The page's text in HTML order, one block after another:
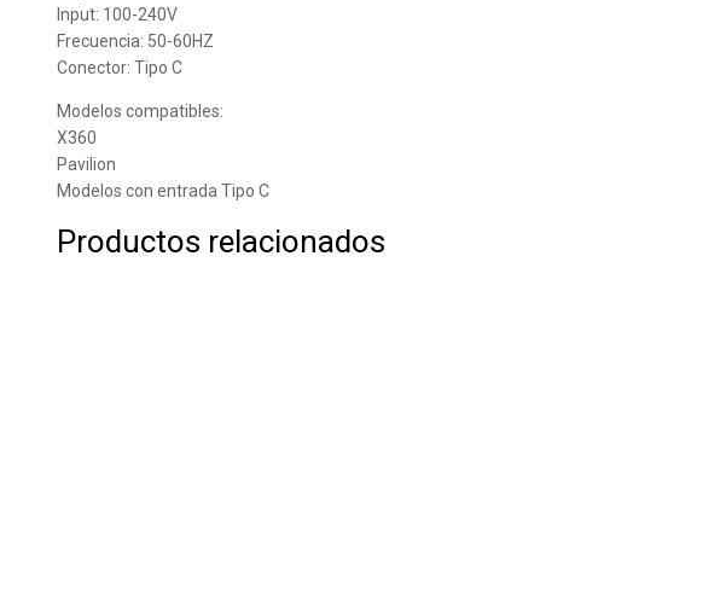
Input: 100-240V
Frecuencia: 50-60HZ
Conector: Tipo C
Modelos compatibles:
X360
Pavilion
Modelos con entrada Tipo C
Productos relacionados